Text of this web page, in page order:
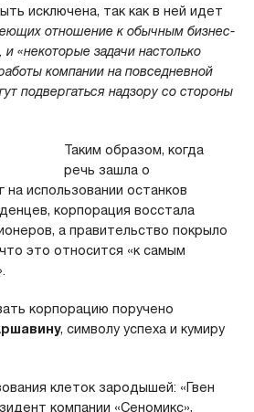
исключена, так как в ней идет
отношение к обычным бизнес-
«некоторые задачи настолько
компании на повседневной
подвергаться надзору со стороны
Таким образом, когда
речь зашла о
использовании останков
корпорация восстала
а правительство покрыло
это относится «к самым
корпорацию поручено
, символу успеха и кумиру
клеток зародышей: «Гвен
компании «Сеномикс»,